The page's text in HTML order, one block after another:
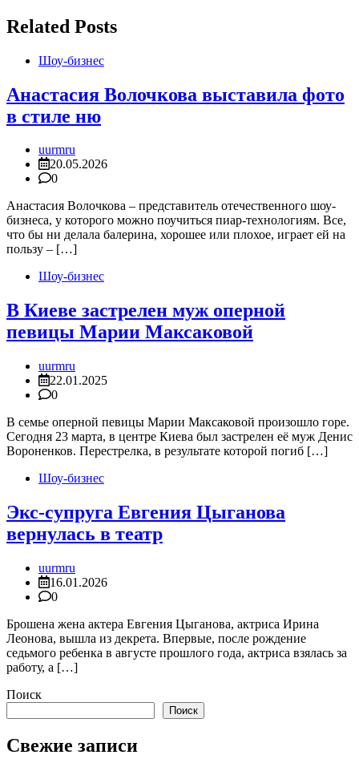
Related Posts
Шоу-бизнес
Анастасия Волочкова выставила фото
в стиле ню
uurmru
20.05.2026
0
Анастасия Волочкова – представитель отечественного шоу-
бизнеса, у которого можно поучиться пиар-технологиям. Все,
что бы ни делала балерина, хорошее или плохое, играет ей на
пользу – […]
Шоу-бизнес
В Киеве застрелен муж оперной
певицы Марии Максаковой
uurmru
22.01.2025
0
В семье оперной певицы Марии Максаковой произошло горе.
Сегодня 23 марта, в центре Киева был застрелен её муж Денис
Вороненков. Перестрелка, в результате которой погиб […]
Шоу-бизнес
Экс-супруга Евгения Цыганова
вернулась в театр
uurmru
16.01.2026
0
Брошена жена актера Евгения Цыганова, актриса Ирина
Леонова, вышла из декрета. Впервые, после рождение
седьмого ребенка в августе прошлого года, актриса взялась за
работу, а […]
Поиск
Поиск
Свежие записи